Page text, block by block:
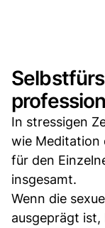
In stressigen
wie Meditation
für den
insgesamt.
Wenn die
ausgeprägt ist,